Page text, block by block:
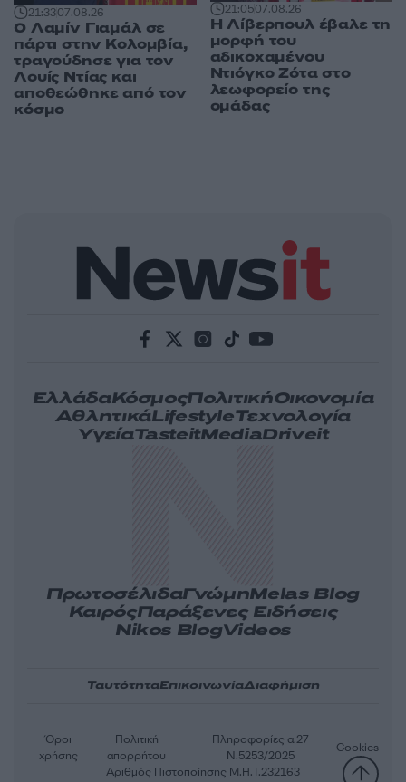
21:3307.08.26
Ο Λαμίν Γιαμάλ σε
πάρτι στην Κολομβία,
τραγούδησε για τον
Λουίς Ντίας και
αποθεώθηκε από τον
κόσμο
21:0507.08.26
Η Λίβερπουλ έβαλε τη
μορφή του
αδικοχαμένου
Ντιόγκο Ζότα στο
λεωφορείο της
ομάδας
ΕλλάδαΚόσμοςΠολιτικήΟικονομία
ΑθλητικάLifestyleΤεχνολογία
ΥγείαTasteitMediaDriveit
ΠρωτοσέλιδαΓνώμηMelas Blog
ΚαιρόςΠαράξενες Ειδήσεις
Nikos BlogVideos
ΤαυτότηταΕπικοινωνίαΔιαφήμιση
Αριθμός Πιστοποίησης Μ.Η.Τ.232163
Όροι
χρήσης
Πολιτική
απορρήτου
Πληροφορίες α.27
Ν.5253/2025
Cookies